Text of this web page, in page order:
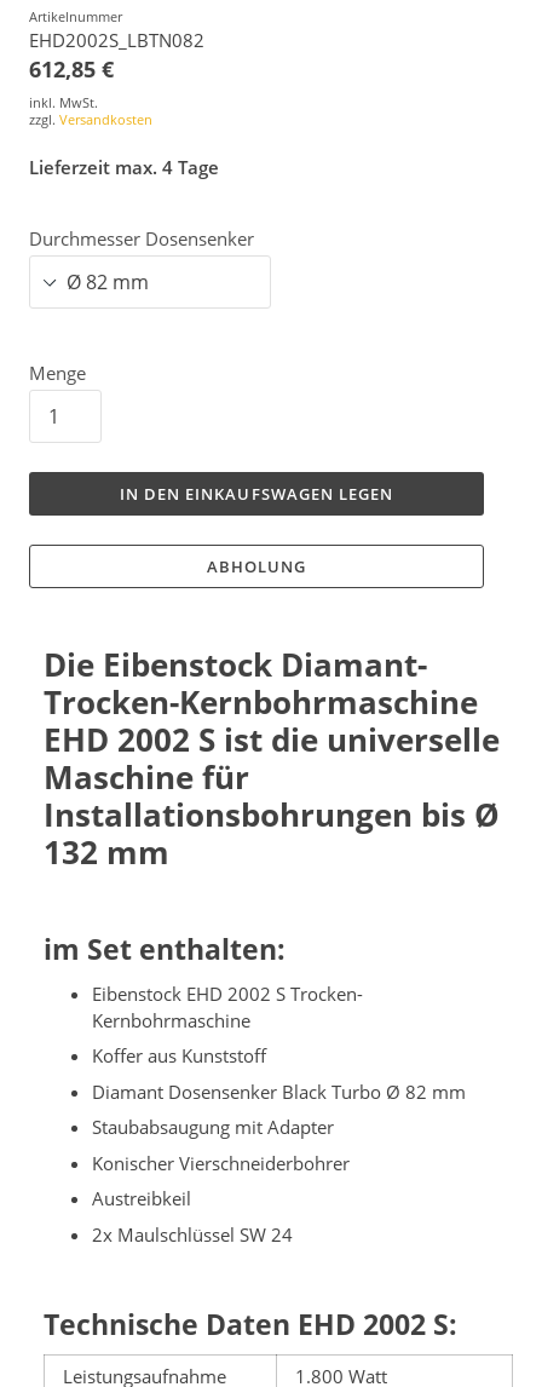
Artikelnummer
EHD2002S_LBTN082
612,85 €
inkl. MwSt.
zzgl. Versandkosten
Lieferzeit max. 4 Tage
Durchmesser Dosensenker
Menge
IN DEN EINKAUFSWAGEN LEGEN
ABHOLUNG
Die Eibenstock Diamant-
Trocken-Kernbohrmaschine
EHD 2002 S ist die universelle
Maschine für
Installationsbohrungen bis Ø
132 mm
im Set enthalten:
Eibenstock EHD 2002 S Trocken-
Kernbohrmaschine
Koffer aus Kunststoff
Diamant Dosensenker Black Turbo Ø 82 mm
Staubabsaugung mit Adapter
Konischer Vierschneiderbohrer
Austreibkeil
2x Maulschlüssel SW 24
Technische Daten EHD 2002 S:
Leistungsaufnahme 1.800 Watt